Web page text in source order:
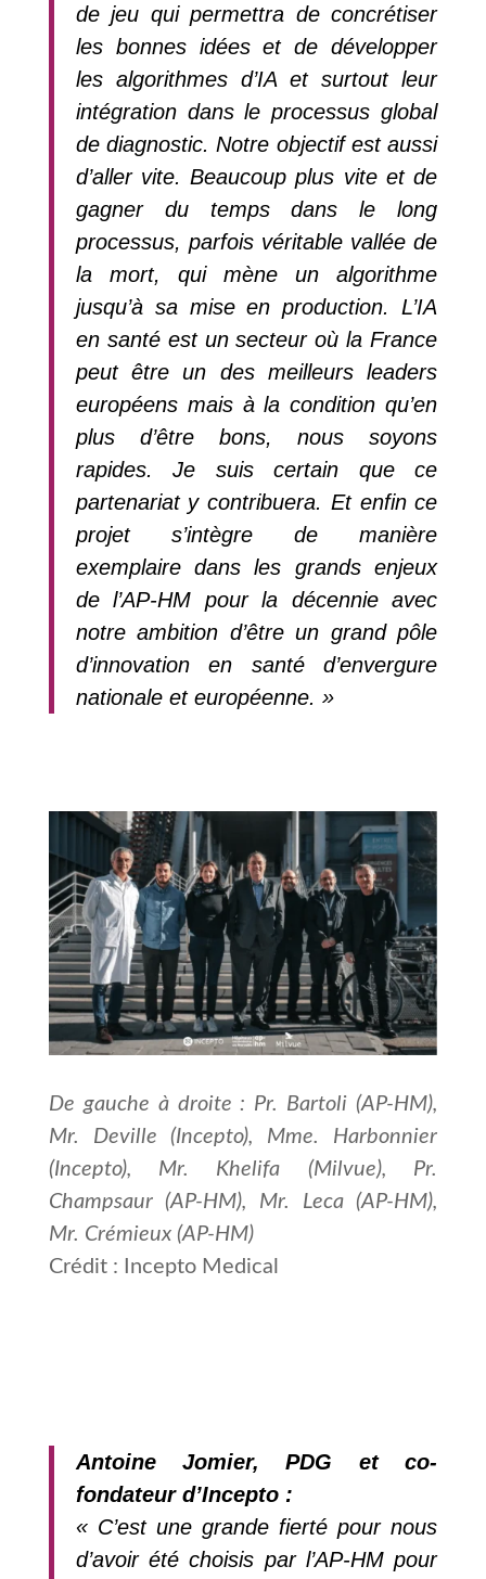
de jeu qui permettra de concrétiser
les bonnes idées et de développer
les algorithmes d’IA et surtout leur
intégration dans le processus global
de diagnostic. Notre objectif est aussi
d’aller vite. Beaucoup plus vite et de
gagner du temps dans le long
processus, parfois véritable vallée de
la mort, qui mène un algorithme
jusqu’à sa mise en production. L’IA
en santé est un secteur où la France
peut être un des meilleurs leaders
européens mais à la condition qu’en
plus d’être bons, nous soyons
rapides. Je suis certain que ce
partenariat y contribuera. Et enfin ce
projet s’intègre de manière
exemplaire dans les grands enjeux
de l’AP-HM pour la décennie avec
notre ambition d’être un grand pôle
d’innovation en santé d’envergure
nationale et européenne. »
De gauche à droite : Pr. Bartoli (AP-HM),
Mr. Deville (Incepto), Mme. Harbonnier
(Incepto), Mr. Khelifa (Milvue), Pr.
Champsaur (AP-HM), Mr. Leca (AP-HM),
Mr. Crémieux (AP-HM)
Crédit : Incepto Medical
Antoine Jomier, PDG et co-
fondateur d’Incepto :
« C’est une grande fierté pour nous
d’avoir été choisis par l’AP-HM pour